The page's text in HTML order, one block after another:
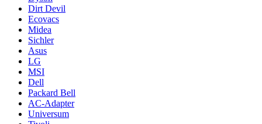
Dirt Devil
Ecovacs
Midea
Sichler
Asus
LG
MSI
Dell
Packard Bell
AC-Adapter
Universum